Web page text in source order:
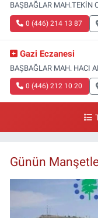
BAŞBAĞLAR MAH.TEKİN
0 (446) 214 13 87
Gazi Eczanesi
BAŞBAĞLAR MAH. HACI
0 (446) 212 10 20
Günün